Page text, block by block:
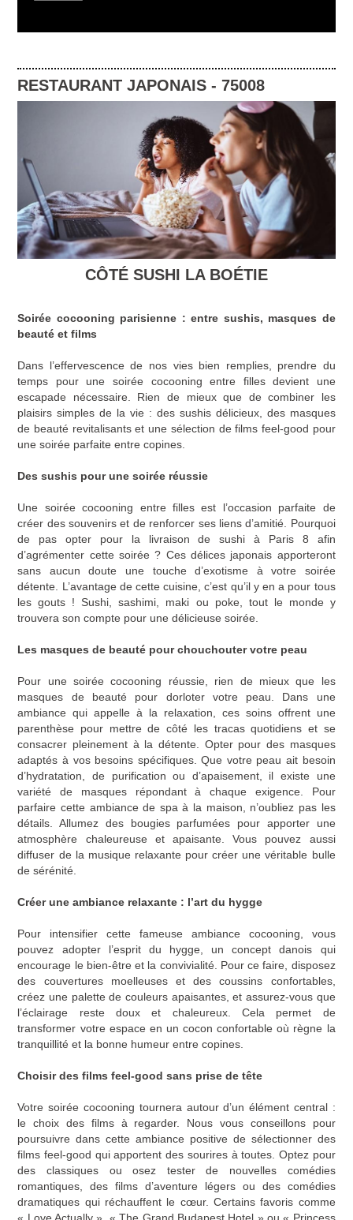
RESTAURANT JAPONAIS -75008
CÔTÉ SUSHI LA BOÉTIE
Soirée cocooning parisienne : entre sushis, masques de
beauté et films
Dans l’effervescence de nos vies bien remplies, prendre du
temps pour une soirée cocooning entre filles devient une
escapade nécessaire. Rien de mieux que de combiner les
plaisirs simples de la vie : des sushis délicieux, des masques
de beauté revitalisants et une sélection de films feel-good pour
une soirée parfaite entre copines.
Des sushis pour une soirée réussie
Une soirée cocooning entre filles est l’occasion parfaite de
créer des souvenirs et de renforcer ses liens d’amitié. Pourquoi
de pas opter pour la livraison de sushi à Paris 8 afin
d’agrémenter cette soirée ? Ces délices japonais apporteront
sans aucun doute une touche d’exotisme à votre soirée
détente. L’avantage de cette cuisine, c’est qu’il y en a pour tous
les gouts ! Sushi, sashimi, maki ou poke, tout le monde y
trouvera son compte pour une délicieuse soirée.
Les masques de beauté pour chouchouter votre peau
Pour une soirée cocooning réussie, rien de mieux que les
masques de beauté pour dorloter votre peau. Dans une
ambiance qui appelle à la relaxation, ces soins offrent une
parenthèse pour mettre de côté les tracas quotidiens et se
consacrer pleinement à la détente. Opter pour des masques
adaptés à vos besoins spécifiques. Que votre peau ait besoin
d’hydratation, de purification ou d’apaisement, il existe une
variété de masques répondant à chaque exigence. Pour
parfaire cette ambiance de spa à la maison, n’oubliez pas les
détails. Allumez des bougies parfumées pour apporter une
atmosphère chaleureuse et apaisante. Vous pouvez aussi
diffuser de la musique relaxante pour créer une véritable bulle
de sérénité.
Créer une ambiance relaxante : l’art du hygge
Pour intensifier cette fameuse ambiance cocooning, vous
pouvez adopter l’esprit du hygge, un concept danois qui
encourage le bien-être et la convivialité. Pour ce faire, disposez
des couvertures moelleuses et des coussins confortables,
créez une palette de couleurs apaisantes, et assurez-vous que
l’éclairage reste doux et chaleureux. Cela permet de
transformer votre espace en un cocon confortable où règne la
tranquillité et la bonne humeur entre copines.
Choisir des films feel-good sans prise de tête
Votresoirée cocooning tournera autour d’un élément central :
le choix des films à regarder. Nous vous conseillons pour
poursuivre dans cette ambiance positive de sélectionner des
films feel-good qui apportent des sourires à toutes. Optez pour
des classiques ou osez tester de nouvelles comédies
romantiques, des films d’aventure légers ou des comédies
dramatiques qui réchauffent le cœur. Certains favoris comme